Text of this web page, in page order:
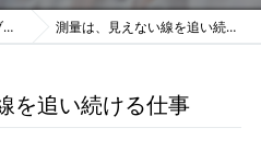
測量は、見えない線を追い続ける仕事
を追い続ける仕事